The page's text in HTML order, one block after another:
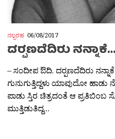
ನಲ್ಬರಹ 06/08/2017
ದರ‍್ಪಣದೆದಿರು ನನ್ನಾಕೆ…
– ಸಂದೀಪ ಔದಿ. ದರ‍್ಪಣದೆದಿರು
ಗುನುಗುತ್ತಿದ್ದಳು ಯಾವುದೋ
ಪಾಡು ಸ್ತಿರ ಚಿತ್ರದಂತೆ ಆ ಪ್ರತಿಬಿಂಬ
ಮುತ್ತಿಡುತಿದ್ದ...